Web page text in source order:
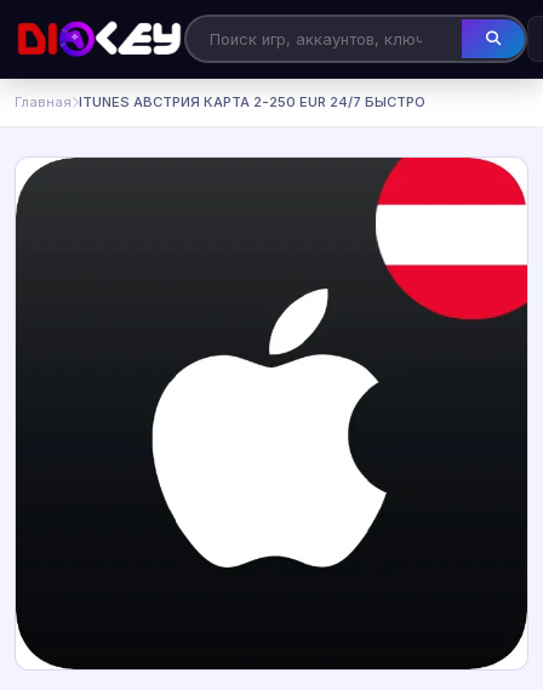
Главная ITUNES АВСТРИЯ КАРТА 2-250 EUR 24/7 БЫСТРО